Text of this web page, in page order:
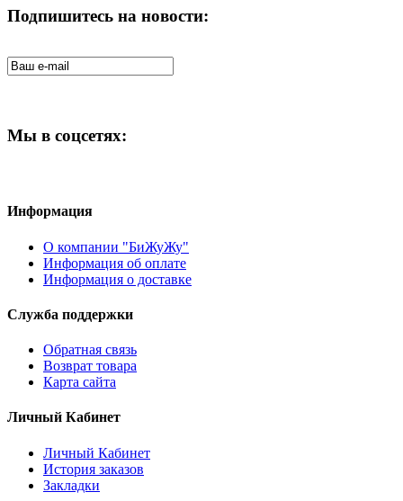
Подпишитесь на новости:
Мы в соцсетях:
Информация
О компании "БиЖуЖу"
Информация об оплате
Информация о доставке
Служба поддержки
Обратная связь
Возврат товара
Карта сайта
Личный Кабинет
Личный Кабинет
История заказов
Закладки